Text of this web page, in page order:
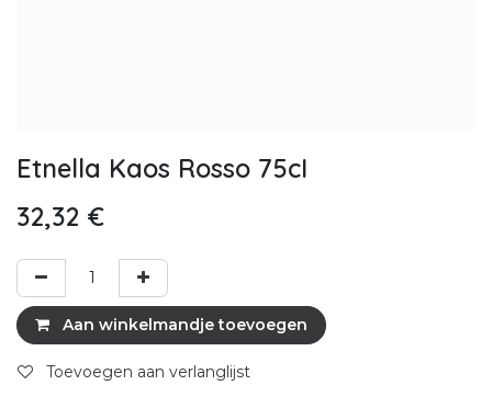
Etnella Kaos Rosso 75cI
32,32 €
Aan winkelmandje toevoegen
Toevoegen aan verlanglijst